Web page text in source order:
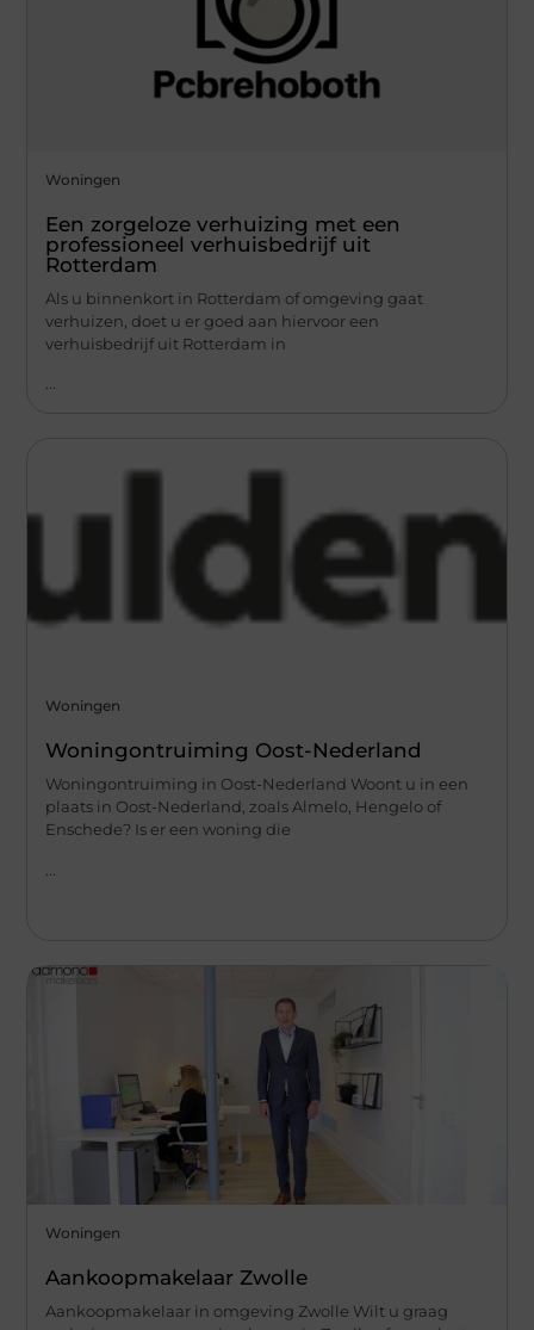
Woningen
Een zorgeloze verhuizing met een
professioneel verhuisbedrijf uit
Rotterdam
Als u binnenkort in Rotterdam of omgeving gaat
verhuizen, doet u er goed aan hiervoor een
verhuisbedrijf uit Rotterdam in
Woningen
Woningontruiming Oost-Nederland
Woningontruiming in Oost-Nederland Woont u in een
plaats in Oost-Nederland, zoals Almelo, Hengelo of
Enschede? Is er een woning die
Woningen
Aankoopmakelaar Zwolle
Aankoopmakelaar in omgeving Zwolle Wilt u graag